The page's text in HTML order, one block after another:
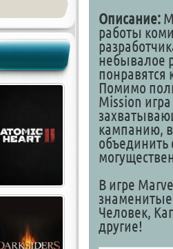
Описание:
работы
небывалое
понравятся
Помимо
Mission
кампанию, в
объединить
В игре
знаменитые
Человек,
другие!